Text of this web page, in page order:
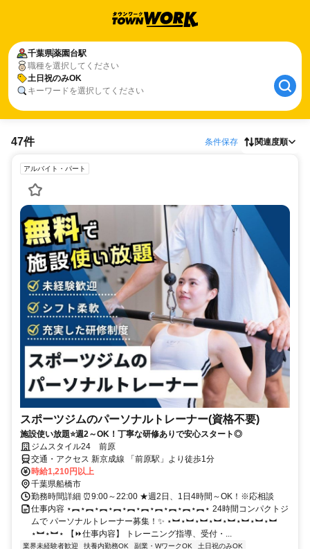
千葉県薬園台駅
職種を選択してください
土日祝のみOK
キーワードを選択してください
47件 条件保存 関連度順
アルバイト・パート
スポーツジムのパーソナルトレーナー(資格不要)
施設使い放題⭐週2～OK！丁寧な研修ありで安心スタート◎
ジムスタイル24 前原
交通・アクセス 新京成線 「前原駅」より徒歩1分
時給1,210円以上
千葉県船橋市
勤務時間詳細 ⏰9:00～22:00 ★週2日、1日4時間～OK！※応相談
仕事内容 ⋆︻⋆︻⋆︻⋆︻⋆︻⋆︻⋆︻⋆︻⋆︻⋆︻⋆ 24時間コンパクトジ
ムで パーソナルトレーナー募集！✨ ⋆︼⋆︼⋆︼⋆︼⋆︼⋆︼⋆︼⋆︼
⋆︼⋆︼⋆ 【⏩仕事内容】 トレーニング指導、受付・...
業界未経験者歓迎 扶養内勤務OK 副業・WワークOK
土日祝のみOK